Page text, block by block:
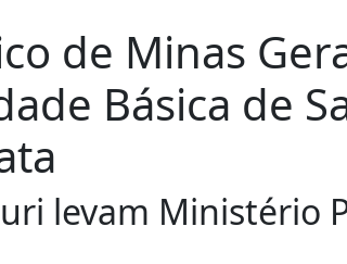
de Minas
Básica de
levam Ministério